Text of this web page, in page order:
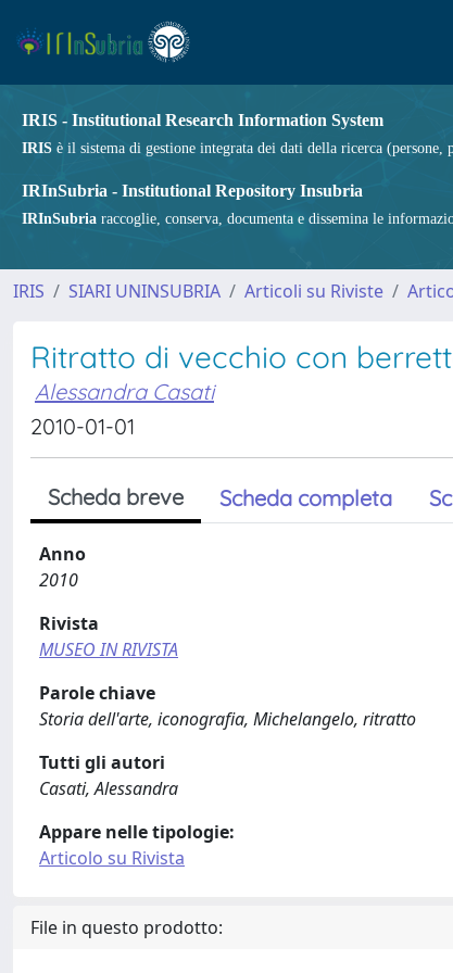
IRIS - Institutional Research Information System
IRIS è il sistema di gestione integrata dei dati della ricerca
IRInSubria - Institutional Repository Insubria
IRInSubria raccoglie, conserva, documenta e dissemina le
IRIS SIARI UNINSUBRIA Articoli su Riviste
Ritratto di vecchio con
Alessandra Casati
2010-01-01
Scheda breve Scheda completa
Anno
2010
Rivista
MUSEO IN RIVISTA
Parole chiave
Storia dell'arte, iconografia, Michelangelo, ritratto
Tutti gli autori
Casati, Alessandra
Appare nelle tipologie:
Articolo su Rivista
File in questo prodotto: